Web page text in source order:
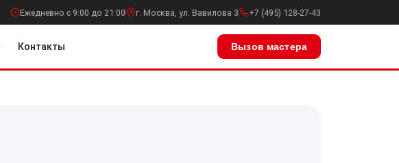
Ежедневно с 9:00 до 21:00 г. Москва, ул. Вавилова 3 +7 (495) 128-27-43
Контакты Вызов мастера